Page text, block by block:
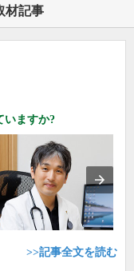
材記事
いますか?
>>記事全文を読む